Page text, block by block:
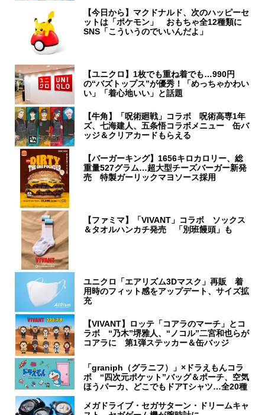
【今日から】マクドナルド、次のハッピーセ
ットは「ポケモン」 おもちゃ全12種類に
SNS「こういうのでいいんだよ」
【ユニクロ】1枚でも重ね着でも…990円
の“バズトップス”が優秀！「めっちゃかわい
い」「着心地いい」と話題
【牛角】「呪術廻戦」コラボ 呪術高専1年
ズ、七海建人、五条悟コラボメニュー 缶バ
ッジ＆クリアカードもらえる
【バーガーキング】1656キロカロリー、総
重量527グラム…超大型チーズバーガー新発
売 特製ガーリックマヨソース採用
【ファミマ】「VIVANT」コラボ ソックス
＆タオルハンカチ発売 「別班饅頭」も
ユニクロ「エアリズム3Dマスク」再販 着
用時のフィット感をアップデート、サイズ拡
充
【VIVANT】ロッテ「コアラのマーチ」とコ
ラボ “乃木”堺雅人、“ノコル”二宮和也らが
コアラに 第1弾ステッカー＆缶バッジ
「graniph（グラニフ）」×ドラえもんコラ
ボ “四次元ポケット”バッグ＆ポーチ、空気
ほうパーカ、どこでもドアTシャツ…全20種
メガドライブ・セガサターン・ドリームキャ